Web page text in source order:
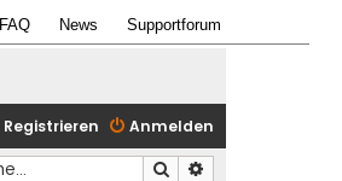
FAQ News Supportforum
Anmelden
Registrieren
Suche